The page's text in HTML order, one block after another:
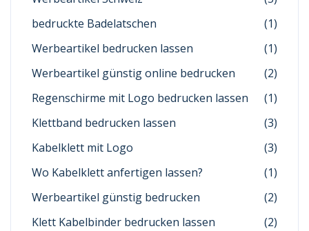
bedruckte Badelatschen
(1)
Werbeartikel bedrucken lassen
(1)
Werbeartikel günstig online bedrucken
(2)
Regenschirme mit Logo bedrucken lassen
(1)
Klettband bedrucken lassen
(3)
Kabelklett mit Logo
(3)
Wo Kabelklett anfertigen lassen?
(1)
Werbeartikel günstig bedrucken
(2)
Klett Kabelbinder bedrucken lassen
(2)